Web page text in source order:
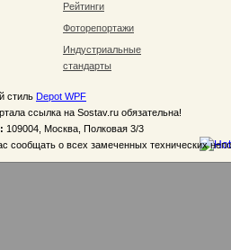
Рейтинги
Фоторепортажи
Индустриальные
стандарты
стиль Depot WPF
ссылка на Sostav.ru обязательна!
109004, Москва, Полковая 3/3
сообщать о всех замеченных технических